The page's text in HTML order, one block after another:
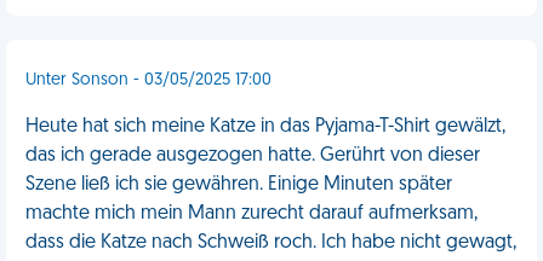
Unter Sonson - 03/05/2025 17:00
Heute hat sich meine Katze in das Pyjama-T-Shirt gewälzt,
das ich gerade ausgezogen hatte. Gerührt von dieser
Szene ließ ich sie gewähren. Einige Minuten später
machte mich mein Mann zurecht darauf aufmerksam,
dass die Katze nach Schweiß roch. Ich habe nicht gewagt,